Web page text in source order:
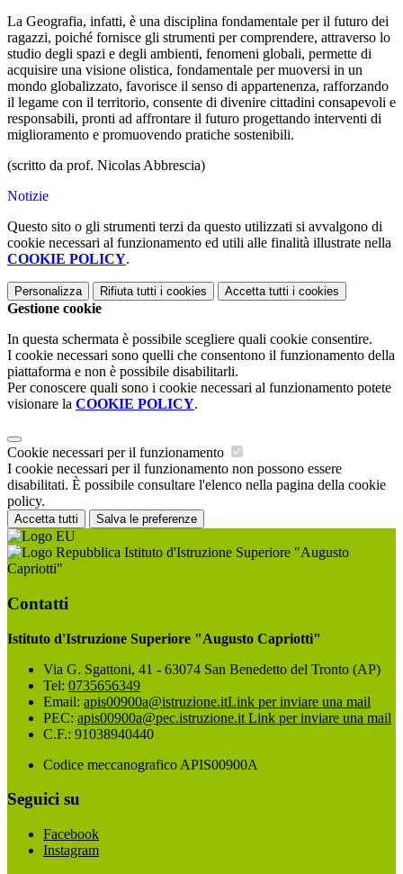
La Geografia, infatti, è una disciplina fondamentale per il futuro dei
ragazzi, poiché fornisce gli strumenti per comprendere, attraverso lo
studio degli spazi e degli ambienti, fenomeni globali, permette di
acquisire una visione olistica, fondamentale per muoversi in un
mondo globalizzato, favorisce il senso di appartenenza, rafforzando
il legame con il territorio, consente di divenire cittadini consapevoli e
responsabili, pronti ad affrontare il futuro progettando interventi di
miglioramento e promuovendo pratiche sostenibili.
(scritto da prof. Nicolas Abbrescia)
Notizie
Questo sito o gli strumenti terzi da questo utilizzati si avvalgono di
cookie necessari al funzionamento ed utili alle finalità illustrate nella
COOKIE POLICY.
Personalizza Rifiuta tutti i cookies Accetta tutti i cookies
Gestione cookie
In questa schermata è possibile scegliere quali cookie consentire.
I cookie necessari sono quelli che consentono il funzionamento della
piattaforma e non è possibile disabilitarli.
Per conoscere quali sono i cookie necessari al funzionamento potete
visionare la COOKIE POLICY.
Cookie necessari per il funzionamento
I cookie necessari per il funzionamento non possono essere
disabilitati. È possibile consultare l'elenco nella pagina della cookie
policy.
Accetta tutti Salva le preferenze
Istituto d'Istruzione Superiore "Augusto
Capriotti"
Contatti
Istituto d'Istruzione Superiore "Augusto Capriotti"
Via G. Sgattoni, 41 - 63074 San Benedetto del Tronto (AP)
Tel: 0735656349
Email: apis00900a@istruzione.itLink per inviare una mail
PEC: apis00900a@pec.istruzione.it Link per inviare una mail
C.F.: 91038940440
Codice meccanografico APIS00900A
Seguici su
Facebook
Instagram